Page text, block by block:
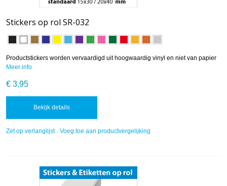
Stickers op rol SR-032
Productstickers worden vervaardigd uit hoogwaardig vinyl en niet van papier
Meer info
€ 3,95
Bekijk details
Zet op verlanglijst Voeg toe aan productvergelijking